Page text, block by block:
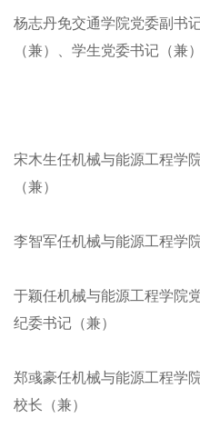
杨志丹免交通学院党委副书
（兼）、学生党委书记（兼
宋木生任机械与能源工程学
（兼）
李智军任机械与能源工程学
于颖任机械与能源工程学院
纪委书记（兼）
郑彧豪任机械与能源工程学
校长（兼）